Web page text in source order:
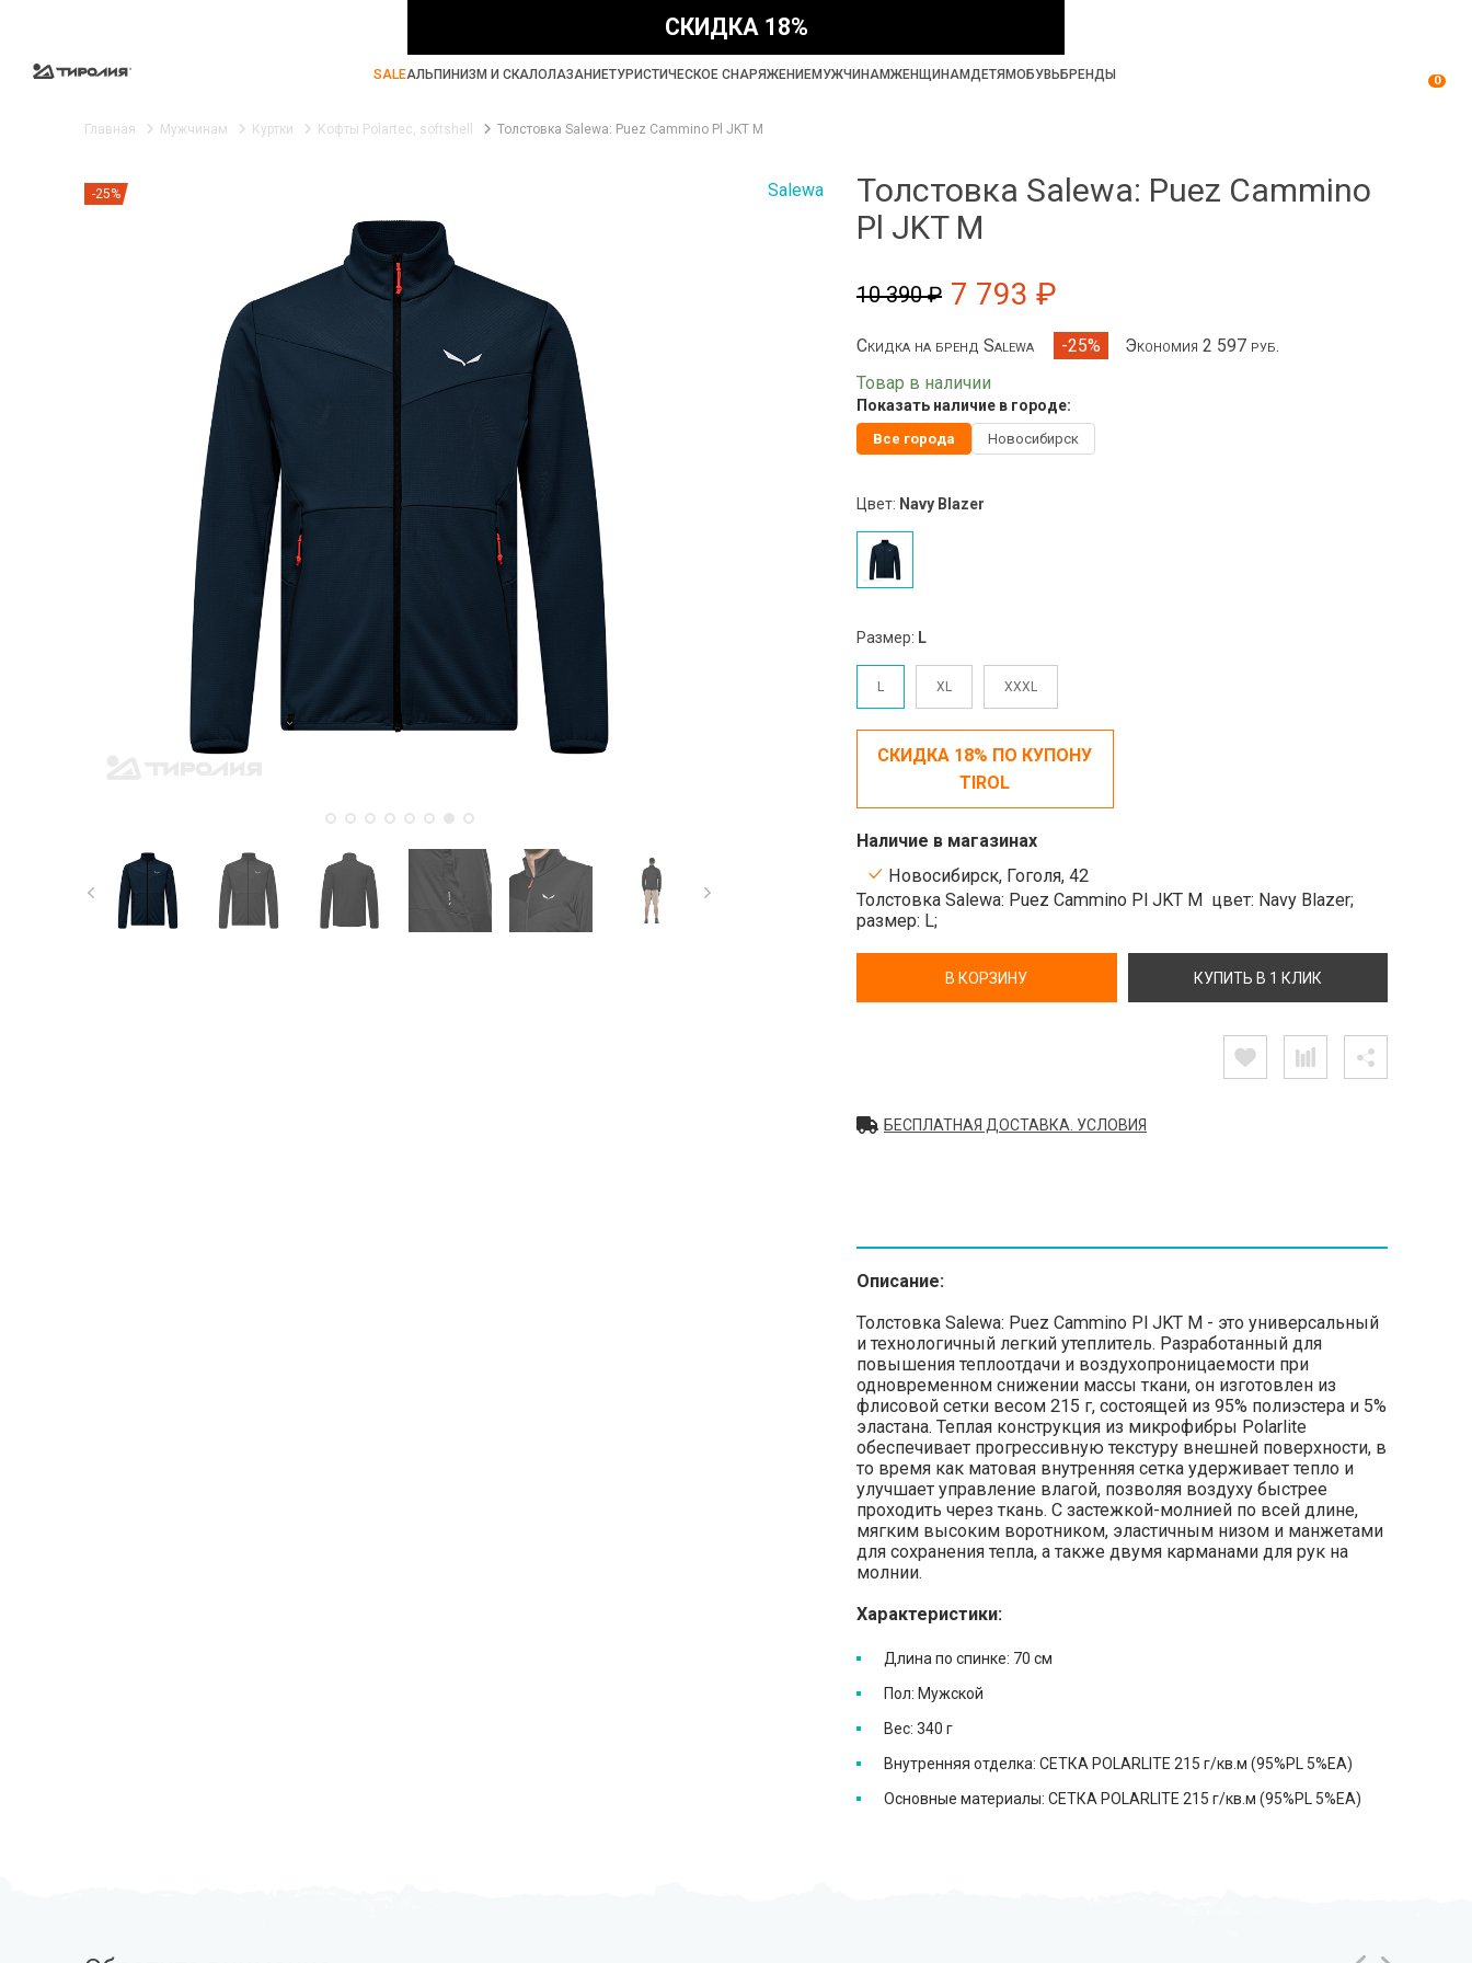
СКИДКА 18%
SALEАЛЬПИНИЗМ И СКАЛОЛАЗАНИЕТУРИСТИЧЕСКОЕ СНАРЯЖЕНИЕМУЖЧИНАМЖЕНЩИНАМДЕТЯМОБУВЬ БРЕНДЫ 0
Главная Мужчинам Куртки Кофты Polartec, softshell Толстовка Salewa: Puez Cammino Pl JKT M
-25% Salewa
Толстовка Salewa: Puez Cammino
Pl JKT M
10 390 ₽ 7 793 ₽
Скидка на бренд Salewa -25%
Экономия 2 597 руб.
Товар в наличии
Показать наличие в городе:
Все города Новосибирск
Цвет: Navy Blazer
Размер: L
L XL XXXL
СКИДКА 18% ПО КУПОНУ
TIROL
Наличие в магазинах
Новосибирск, Гоголя, 42
Толстовка Salewa: Puez Cammino Pl JKT M цвет: Navy Blazer;
размер: L;
В КОРЗИНУ КУПИТЬ В 1 КЛИК
БЕСПЛАТНАЯ ДОСТАВКА. УСЛОВИЯ
Описание:
Толстовка Salewa: Puez Cammino Pl JKT M - это универсальный
и технологичный легкий утеплитель. Разработанный для
повышения теплоотдачи и воздухопроницаемости при
одновременном снижении массы ткани, он изготовлен из
флисовой сетки весом 215 г, состоящей из 95% полиэстера и 5%
эластана. Теплая конструкция из микрофибры Polarlite
обеспечивает прогрессивную текстуру внешней поверхности, в
то время как матовая внутренняя сетка удерживает тепло и
улучшает управление влагой, позволяя воздуху быстрее
проходить через ткань. С застежкой-молнией по всей длине,
мягким высоким воротником, эластичным низом и манжетами
для сохранения тепла, а также двумя карманами для рук на
молнии.
Характеристики:
Длина по спинке: 70 см
Пол: Мужской
Вес: 340 г
Внутренняя отделка: СЕТКА POLARLITE 215 г/кв.м (95%PL 5%EA)
Основные материалы: СЕТКА POLARLITE 215 г/кв.м (95%PL 5%EA)